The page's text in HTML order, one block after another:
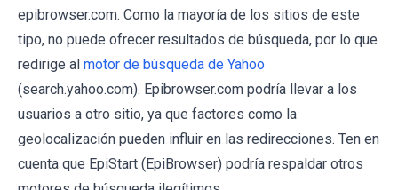
epibrowser.com. Como la mayoría de los sitios de este
tipo, no puede ofrecer resultados de búsqueda, por lo que
redirige al motor de búsqueda de Yahoo
(search.yahoo.com). Epibrowser.com podría llevar a los
usuarios a otro sitio, ya que factores como la
geolocalización pueden influir en las redirecciones. Ten en
cuenta que EpiStart (EpiBrowser) podría respaldar otros